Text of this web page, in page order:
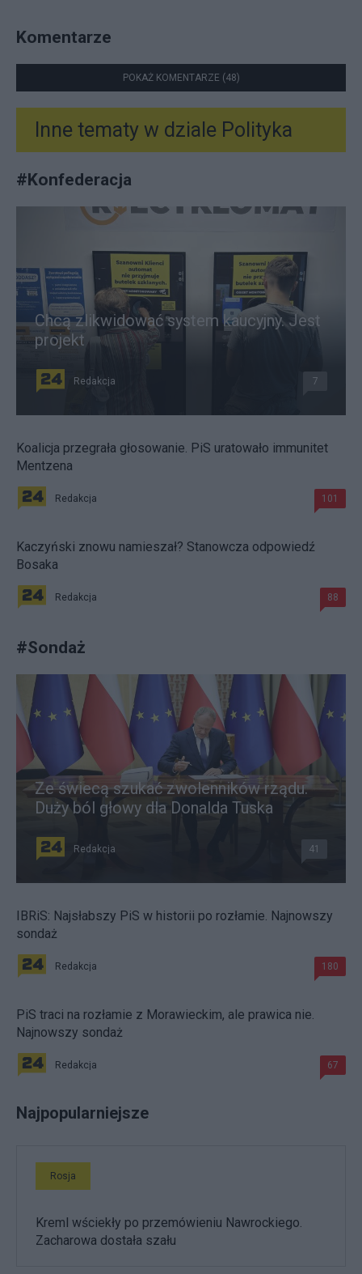
Komentarze
POKAŻ KOMENTARZE (48)
Inne tematy w dziale Polityka
#Konfederacja
Chcą zlikwidować system kaucyjny. Jest
projekt
Redakcja 7
Koalicja przegrała głosowanie. PiS uratowało immunitet
Mentzena
Redakcja 101
Kaczyński znowu namieszał? Stanowcza odpowiedź
Bosaka
Redakcja 88
#Sondaż
Ze świecą szukać zwolenników rządu.
Duży ból głowy dla Donalda Tuska
Redakcja 41
IBRiS: Najsłabszy PiS w historii po rozłamie. Najnowszy
sondaż
Redakcja 180
PiS traci na rozłamie z Morawieckim, ale prawica nie.
Najnowszy sondaż
Redakcja 67
Najpopularniejsze
Rosja
Kreml wściekły po przemówieniu Nawrockiego.
Zacharowa dostała szału